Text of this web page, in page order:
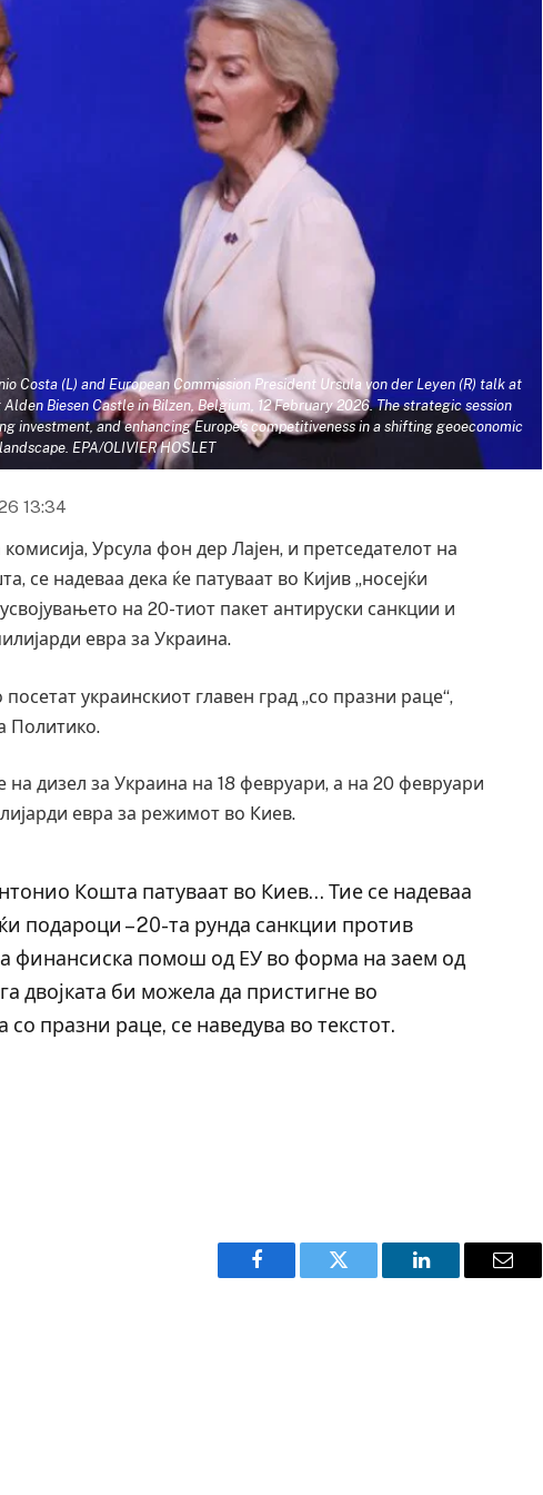
Costa (L) and European Commission President Ursula von der Leyen (R) talk at
Biesen Castle in Bilzen, Belgium, 12 February 2026. The strategic session
investment, and enhancing Europe's competitiveness in a shifting geoeconomic
landscape. EPA/OLIVIER HOSLET
13:34
Урсула фон дер Лајен, и претседателот на
се надеваа дека ќе патуваат во Кијив „носејќи
на 20-тиот пакет антируски санкции и
евра за Украина.
посетат украинскиот главен град „со празни раце“,
Политико.
на дизел за Украина на 18 февруари, а на 20 февруари
евра за режимот во Киев.
Кошта патуваат во Киев… Тие се надеваа
подароци – 20-та рунда санкции против
финансиска помош од ЕУ во форма на заем од
двојката би можела да пристигне во
празни раце, се наведува во текстот.
Facebook Twitter LinkedIn Email